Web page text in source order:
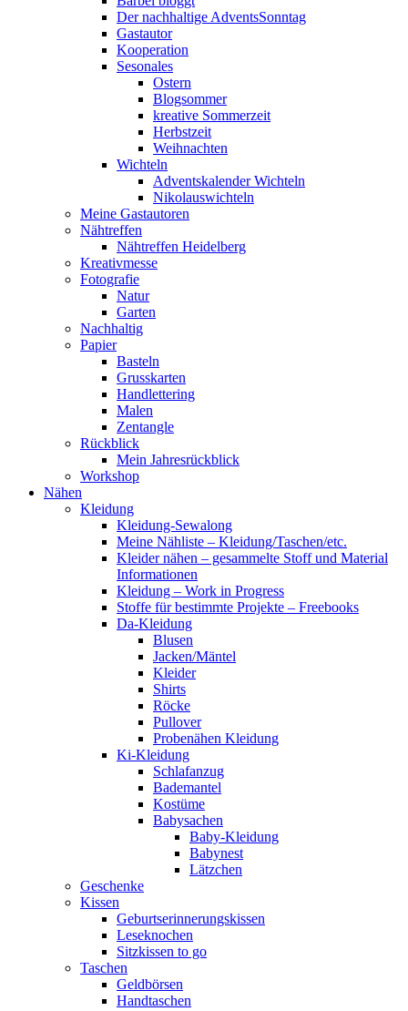
Der nachhaltige AdventsSonntag
Gastautor
Kooperation
Sesonales
Ostern
Blogsommer
kreative Sommerzeit
Herbstzeit
Weihnachten
Wichteln
Adventskalender Wichteln
Nikolauswichteln
Meine Gastautoren
Nähtreffen
Nähtreffen Heidelberg
Kreativmesse
Fotografie
Natur
Garten
Nachhaltig
Papier
Basteln
Grusskarten
Handlettering
Malen
Zentangle
Rückblick
Mein Jahresrückblick
Workshop
Nähen
Kleidung
Kleidung-Sewalong
Meine Nähliste – Kleidung/Taschen/etc.
Kleider nähen – gesammelte Stoff und Material
Informationen
Kleidung – Work in Progress
Stoffe für bestimmte Projekte – Freebooks
Da-Kleidung
Blusen
Jacken/Mäntel
Kleider
Shirts
Röcke
Pullover
Probenähen Kleidung
Ki-Kleidung
Schlafanzug
Bademantel
Kostüme
Babysachen
Baby-Kleidung
Babynest
Lätzchen
Geschenke
Kissen
Geburtserinnerungskissen
Leseknochen
Sitzkissen to go
Taschen
Geldbörsen
Handtaschen